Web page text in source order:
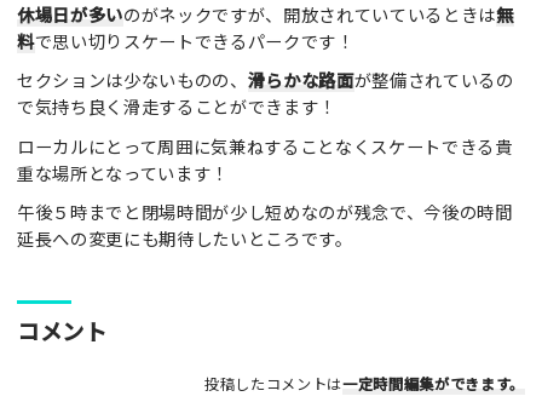
レビュー本文（※必須）
スクーター
休場日が多いのがネックですが、開放されていているときは無
料で思い切りスケートできるパークです！
セクションは少ないものの、 滑らかな路面が整備されているの
で気持ち良く滑走することができます！
ローカルにとって周囲に気兼ねすることなくスケートできる貴
重な場所となっています！
午後５時までと閉場時間が少し短めなのが残念で、今後の時間
延長への変更にも期待したいところです。
コメント
投稿したコメントは一定時間編集ができます。